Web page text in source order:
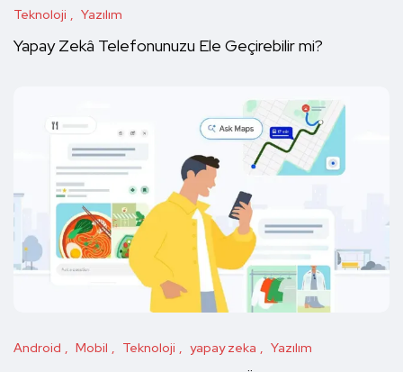
Teknoloji Yazılım
Yapay Zekâ Telefonunuzu Ele Geçirebilir mi?
Android Mobil Teknoloji yapay zeka Yazılım